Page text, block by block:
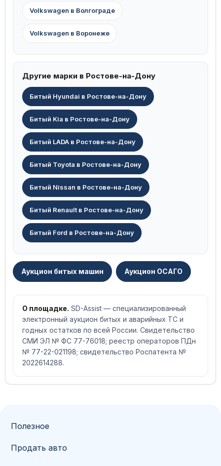
Volkswagen в Волгограде
Volkswagen в Воронеже
Другие марки в Ростове-на-Дону
Битый Hyundai в Ростове-на-Дону
Битый Kia в Ростове-на-Дону
Битый LADA в Ростове-на-Дону
Битый Toyota в Ростове-на-Дону
Битый Nissan в Ростове-на-Дону
Битый Renault в Ростове-на-Дону
Битый Ford в Ростове-на-Дону
Аукцион битых машин Аукцион ОСАГО
О площадке. SD-Assist — специализированный
электронный аукцион битых и аварийных ТС и
годных остатков по всей России. Свидетельство
СМИ ЭЛ № ФС 77-76018; реестр операторов ПДн
№ 77-22-021198; свидетельство Роспатента №
2022614288.
Полезное
Продать авто